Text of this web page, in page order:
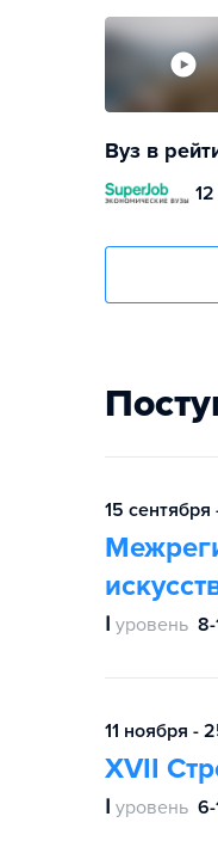
Вуз в
15
Ⅰ уровень 8-
11 ноября -
XVII
Ⅰ уровень 6-